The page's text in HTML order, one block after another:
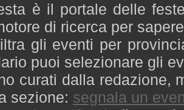
è il portale delle
di ricerca per
gli eventi per
puoi selezionare gli
curati dalla redazione,
sezione: segnala un